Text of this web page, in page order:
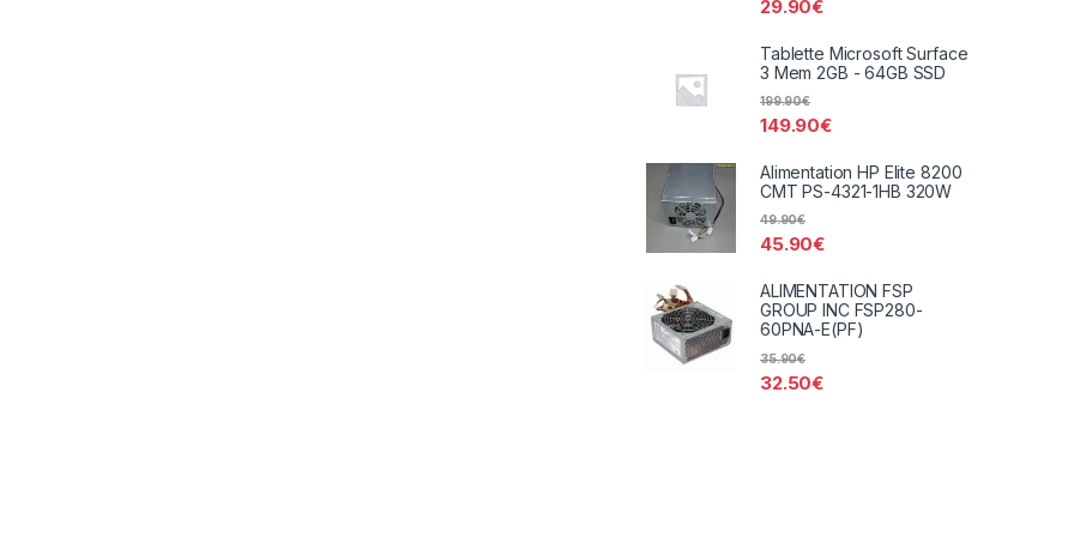
29.90€
Tablette Microsoft Surface
3 Mem 2GB - 64GB SSD
149.90€
199.90€
Alimentation HP Elite 8200
CMT PS-4321-1HB 320W
45.90€
49.90€
ALIMENTATION FSP
GROUP INC FSP280-
60PNA-E(PF)
32.50€
35.90€